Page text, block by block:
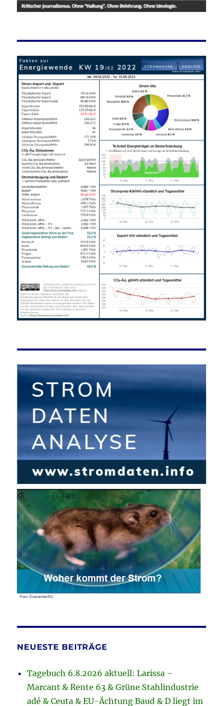
NEUESTE BEITRÄGE
Tagebuch 6.8.2026 aktuell: Larissa –
Marcant & Rente 63 & Grüne Stahlindustrie
adé & Ceuta & EU-Ächtung Baud & D liegt im